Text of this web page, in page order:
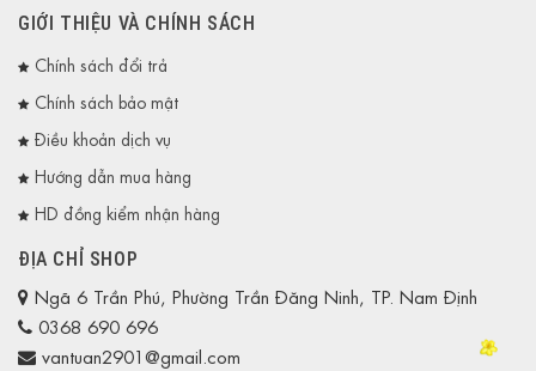
GIỚI THIỆU VÀ CHÍNH SÁCH
Chính sách đổi trả
Chính sách bảo mật
Điều khoản dịch vụ
Hướng dẫn mua hàng
HD đồng kiểm nhận hàng
ĐỊA CHỈ SHOP
Ngã 6 Trần Phú, Phường Trần Đăng Ninh, TP. Nam Định
0368 690 696
vantuan2901@gmail.com